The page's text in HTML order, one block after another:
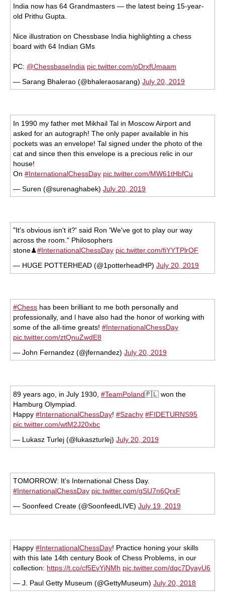
India now has 64 Grandmasters — the latest being 15-year-
old Prithu Gupta.
Nice illustration on Chessbase India highlighting a chess
board with 64 Indian GMs
PC: @ChessbaseIndia pic.twitter.com/pDrxfUmaam
— Sarang Bhalerao (@bhaleraosarang)July 20, 2019
In 1990 my father met Mikhail Tal in Moscow Airport and
asked for an autograph! The only paper available in his
pockets was an envelope! Tal signed under the photo of the
cat and since then this envelope is a precious relic in our
house!
On#InternationalChessDay pic.twitter.com/MW61tHbfCu
— Suren (@surenaghabek)July 20, 2019
"It's obvious isn't it?' said Ron 'We've got to play our way
across the room." Philosophers
stone♟#InternationalChessDay pic.twitter.com/fiYYTPlrOF
— HUGE POTTERHEAD (@1potterheadHP)July 20, 2019
#Chess has been brilliant to me both personally and
professionally, and l have also had the honor of working with
some of the all-time greats!#InternationalChessDay
pic.twitter.com/ztQnuZwdE8
— John Fernandez (@jfernandez)July 20, 2019
89 years ago, in July 1930,#TeamPoland🇵🇱 won the
Hamburg Olympiad.
Happy#InternationalChessDay!#Szachy #FIDETURNS95
pic.twitter.com/wtM2J20xbc
— Lukasz Turlej (@lukaszturlej)July 20, 2019
TOMORROW: It's International Chess Day.
#InternationalChessDay pic.twitter.com/gSU7n6QrxF
— Soonfeed Create (@SoonfeedLIVE)July 19, 2019
Happy#InternationalChessDay! Practice honing your skills
with this late 14th century Book of Chess Problems, in our
collection: https://t.co/cf5EvYjNMh pic.twitter.com/dqc7DyayU6
— J. Paul Getty Museum (@GettyMuseum)July 20, 2018